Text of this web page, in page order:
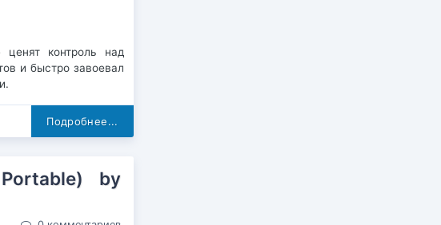
контроль над
и быстро завоевал
Подробнее...
by